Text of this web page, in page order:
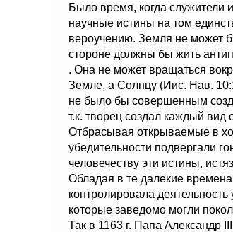
Было время, когда служители
научные истины на том
вероучению. Земля не может
стороне должны бы жить
. Она не может вращаться
Земле, а Солнцу (Иис. Нав.
не было бы совершенным
т.к. творец создал каждый вид
Отбрасывая открываемые в
убедительности подвергали
человечеству эти истины,
Обладая в те далекие
контролировала
которые заведомо могли
Так в 1163 г. Папа Александр